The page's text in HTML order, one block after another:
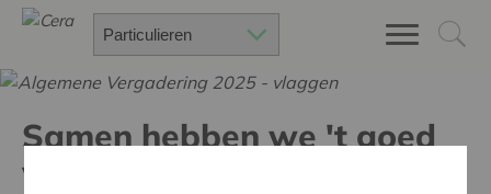
Samen hebben we 't goed
voor elkaar